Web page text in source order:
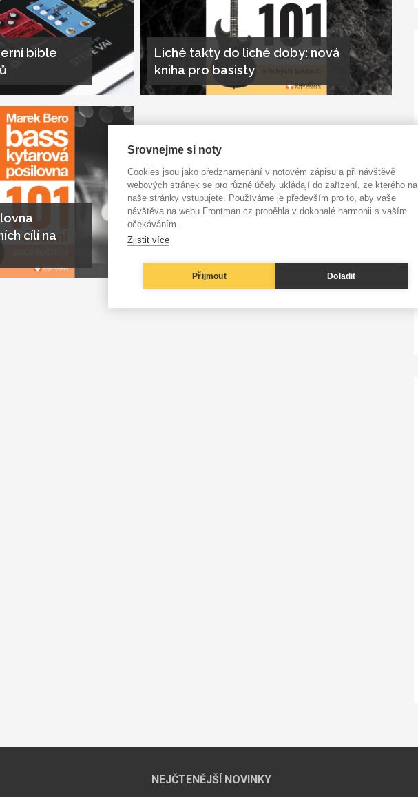
bible
Liché takty do liché doby: nová
kniha pro basisty
cílí na
NEJČTENĚJŠÍ NOVINKY
Srovnejme si noty
Cookies jsou jako předznamenání v notovém zápisu a při návštěvě
webových stránek se pro různé účely ukládají do zařízení, ze kterého na
naše stránky vstupujete. Používáme je především pro to, aby vaše
návštěva na webu Frontman.cz proběhla v dokonalé harmonii s vaším
očekáváním.
Zjistit více
Přijmout Doladit